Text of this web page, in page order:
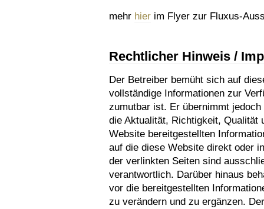
mehr hier im Flyer zur Fluxus-
Rechtlicher Hinweis /
Der Betreiber bemüht sich auf
vollständige Informationen zur
zumutbar ist. Er übernimmt
die Aktualität, Richtigkeit, Qualität
Website bereitgestellten
auf die diese Website direkt oder
der verlinkten Seiten sind
verantwortlich. Darüber hinaus
vor die bereitgestellten
zu verändern und zu ergänzen.